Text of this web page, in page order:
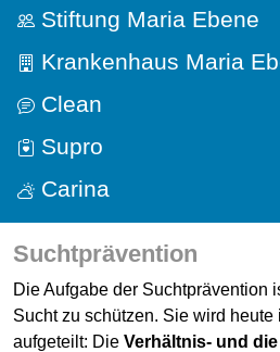
Stiftung Maria Ebene
Krankenhaus Maria
Clean
Supro
Carina
Suchtprävention
Die Aufgabe der Suchtprävention
Sucht zu schützen. Sie wird
aufgeteilt: Die Verhältnis- und